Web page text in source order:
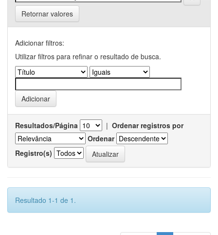
Retornar valores
Adicionar filtros:
Utilizar filtros para refinar o resultado de busca.
Resultados/Página | Ordenar registros por
Ordenar
Registro(s)
Resultado 1-1 de 1.